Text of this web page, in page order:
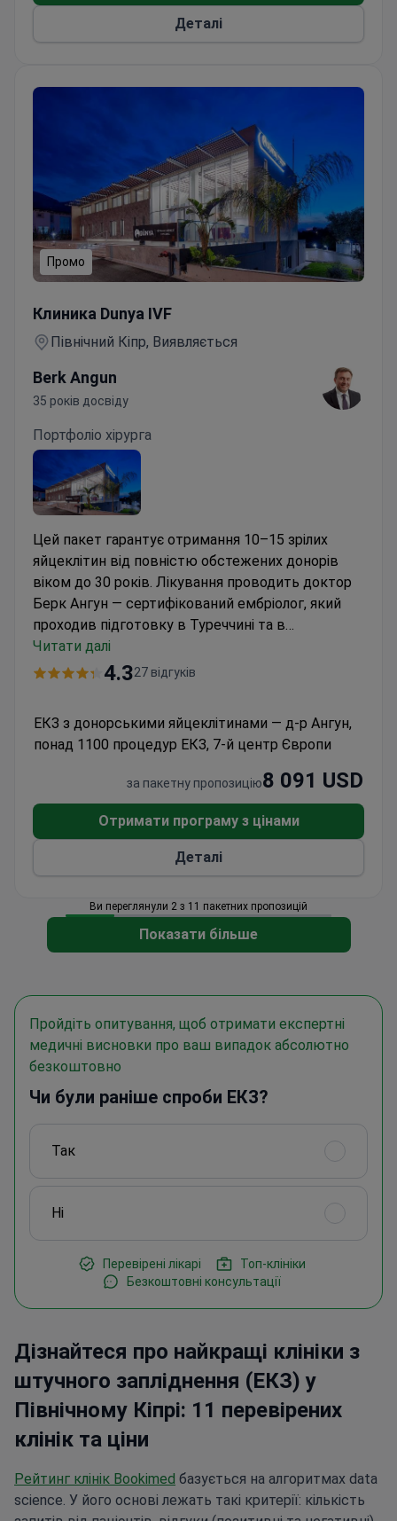
Деталі
Промо
Клиника Dunya IVF
Північний Кіпр, Виявляється
Berk Angun
35 років досвіду
Портфоліо хірурга
Цей пакет гарантує отримання 10–15 зрілих
яйцеклітин від повністю обстежених донорів
віком до 30 років. Лікування проводить доктор
Берк Ангун — сертифікований ембріолог, який
проходив підготовку в Туреччині та в
Американському госпіталі в Стамбулі. У
Dunya IVF
вартість становить близько 8 227 $ за
методом IMSI, процедуру ICSI, а також
культивування в інкубаторі Embryoscope+ із
Читати далі
4.327 відгуків
ЕКЗ з донорськими яйцеклітинами — д-р Ангун,
понад 1100 процедур ЕКЗ, 7-й центр Європи
за пакетну пропозицію8 091 USD
Отримати програму з цінами
Деталі
Ви переглянули 2 з 11 пакетних пропозицій
Показати більше
Пройдіть опитування, щоб отримати експертні
медичні висновки про ваш випадок абсолютно
безкоштовно
Чи були раніше спроби ЕКЗ?
Так
Ні
Перевірені лікарі
Топ-клініки
Безкоштовні консультації
Дізнайтеся про найкращі клініки з
штучного запліднення (ЕКЗ) у
Північному Кіпрі: 11 перевірених
клінік та ціни
Рейтинг клінік Bookimed базується на алгоритмах data
science. У його основі лежать такі критерії: кількість